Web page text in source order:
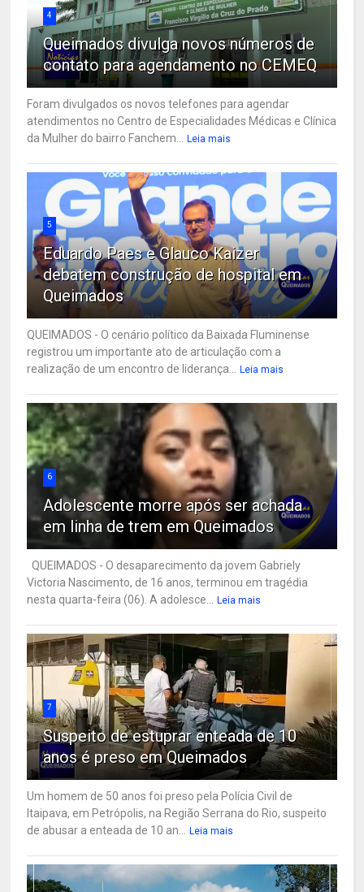
4
Queimados divulga novos números de
contato para agendamento no CEMEQ
Foram divulgados os novos telefones para agendar
atendimentos no Centro de Especialidades Médicas e Clínica
da Mulher do bairro Fanchem...
Leia mais
5
Eduardo Paes e Glauco Kaizer
debatem construção de hospital em
Queimados
QUEIMADOS - O cenário político da Baixada Fluminense
registrou um importante ato de articulação com a
realização de um encontro de liderança...
Leia mais
6
Adolescente morre após ser achada
em linha de trem em Queimados
QUEIMADOS - O desaparecimento da jovem Gabriely
Victoria Nascimento, de 16 anos, terminou em tragédia
nesta quarta-feira (06). A adolesce...
Leia mais
7
Suspeito de estuprar enteada de 10
anos é preso em Queimados
Um homem de 50 anos foi preso pela Polícia Civil de
Itaipava, em Petrópolis, na Região Serrana do Rio, suspeito
de abusar a enteada de 10 an...
Leia mais